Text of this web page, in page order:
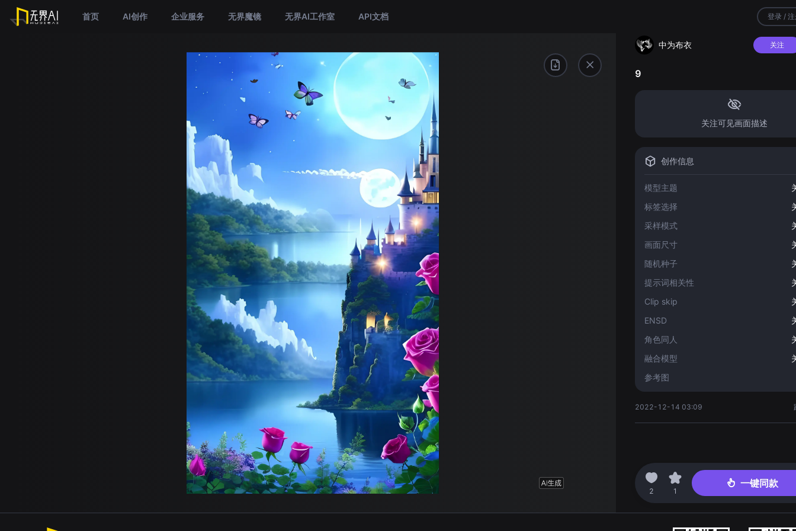
首页 AI创作 企业服务 无界魔镜 无界AI工作室 API文档 登录 /
中为布衣 关注
9
关注可见画面描述
创作信息
模型主题
标签选择
采样模式
画面尺寸
随机种子
提示词相关性
Clip skip
ENSD
角色同人
融合模型
参考图
2022-12-14 03:09
2 1
一键同款